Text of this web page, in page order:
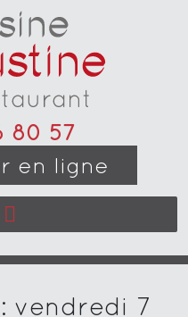
80 57
en ligne
vendredi 7